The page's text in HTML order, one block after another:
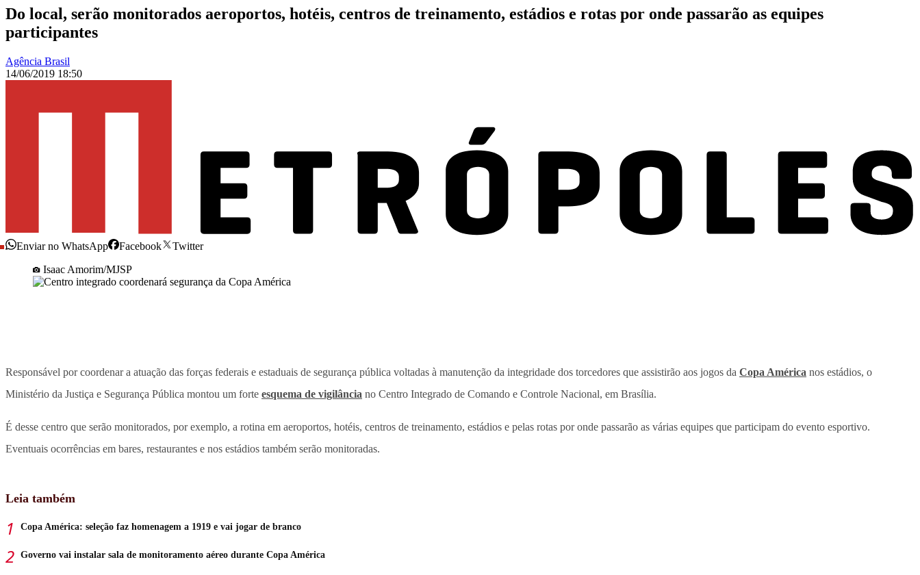
Do local, serão monitorados aeroportos, hotéis, centros de treinamento, estádios e rotas por onde passarão as equipes
participantes
Agência Brasil
14/06/2019 18:50
Enviar no WhatsApp Facebook
Twitter
Isaac Amorim/MJSP
Responsável por coordenar a atuação das forças federais e estaduais de segurança pública voltadas à manutenção da integridade dos torcedores que assistirão aos jogos da Copa América nos estádios, o
Ministério da Justiça e Segurança Pública montou um forte esquema de vigilância no Centro Integrado de Comando e Controle Nacional, em Brasília.
É desse centro que serão monitorados, por exemplo, a rotina em aeroportos, hotéis, centros de treinamento, estádios e pelas rotas por onde passarão as várias equipes que participam do evento esportivo.
Eventuais ocorrências em bares, restaurantes e nos estádios também serão monitoradas.
Leia também
Copa América: seleção faz homenagem a 1919 e vai jogar de branco
Governo vai instalar sala de monitoramento aéreo durante Copa América